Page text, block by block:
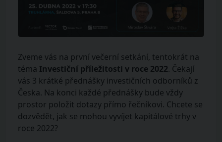
Zveme vás na první večerní setkání, tentokrát na
téma Investiční příležitosti v roce 2022. Čekají
vás 3 krátké přednášky investičních odborníků z
Česka. Na konci každé přednášky bude vždy
prostor položit dotazy přímo řečníkovi. Chcete se
dozvědět, jak se mohou vyvíjet kapitálové trhy v
roce 2022?